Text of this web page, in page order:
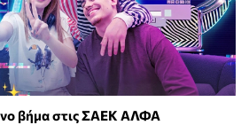
βήμα στις ΣΑΕΚ ΑΛΦΑ